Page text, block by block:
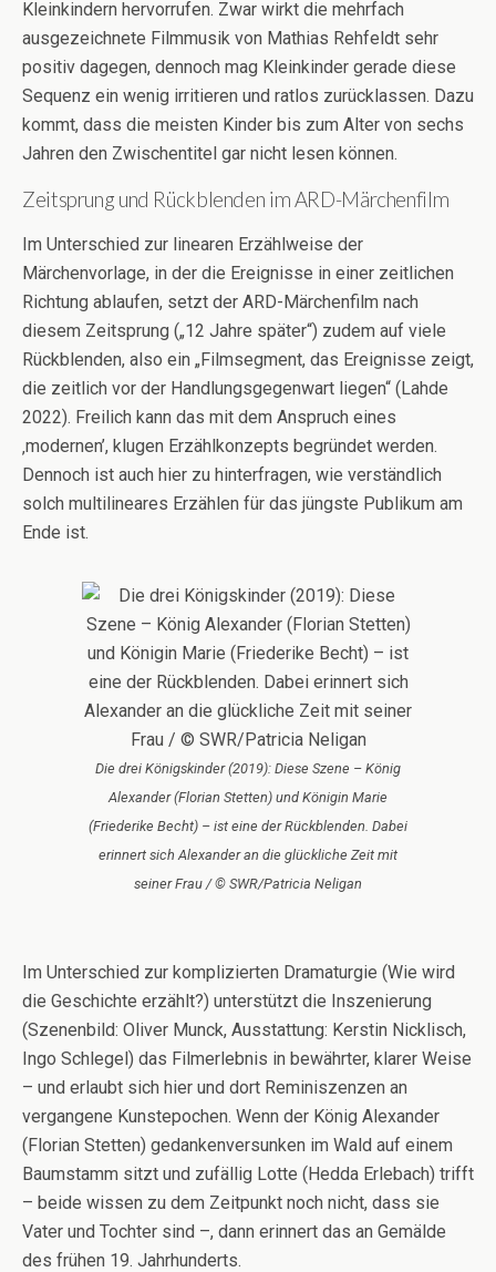
Kleinkindern hervorrufen. Zwar wirkt die mehrfach
ausgezeichnete Filmmusik von Mathias Rehfeldt sehr
positiv dagegen, dennoch mag Kleinkinder gerade diese
Sequenz ein wenig irritieren und ratlos zurücklassen. Dazu
kommt, dass die meisten Kinder bis zum Alter von sechs
Jahren den Zwischentitel gar nicht lesen können.
Zeitsprung und Rückblenden im ARD-Märchenfilm
Im Unterschied zur linearen Erzählweise der
Märchenvorlage, in der die Ereignisse in einer zeitlichen
Richtung ablaufen, setzt der ARD-Märchenfilm nach
diesem Zeitsprung („12 Jahre später“) zudem auf viele
Rückblenden, also ein „Filmsegment, das Ereignisse zeigt,
die zeitlich vor der Handlungsgegenwart liegen“ (Lahde
2022). Freilich kann das mit dem Anspruch eines
‚modernen’, klugen Erzählkonzepts begründet werden.
Dennoch ist auch hier zu hinterfragen, wie verständlich
solch multilineares Erzählen für das jüngste Publikum am
Ende ist.
Die drei Königskinder (2019): Diese Szene – König
Alexander (Florian Stetten) und Königin Marie
(Friederike Becht) – ist eine der Rückblenden. Dabei
erinnert sich Alexander an die glückliche Zeit mit
seiner Frau / © SWR/Patricia Neligan
Im Unterschied zur komplizierten Dramaturgie (Wie wird
die Geschichte erzählt?) unterstützt die Inszenierung
(Szenenbild: Oliver Munck, Ausstattung: Kerstin Nicklisch,
Ingo Schlegel) das Filmerlebnis in bewährter, klarer Weise
– und erlaubt sich hier und dort Reminiszenzen an
vergangene Kunstepochen. Wenn der König Alexander
(Florian Stetten) gedankenversunken im Wald auf einem
Baumstamm sitzt und zufällig Lotte (Hedda Erlebach) trifft
– beide wissen zu dem Zeitpunkt noch nicht, dass sie
Vater und Tochter sind –, dann erinnert das an Gemälde
des frühen 19. Jahrhunderts.